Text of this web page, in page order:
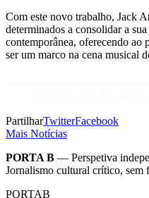
Com este novo trabalho, Jack
determinados a consolidar a
contemporânea, oferecendo ao
ser um marco na cena musical
PartilharTwitterFacebook
Mais Notícias
PORTA B — Perspetiva
Jornalismo cultural crítico, sem
PORTAB